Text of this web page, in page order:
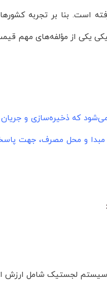
است. بنا بر تجربه
یکی از مؤلفه‌های مهم
که ذخیره‌سازی و جریان
و محل مصرف، جهت
سیستم لجستیک شامل ارزش